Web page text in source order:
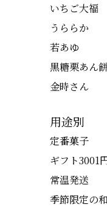
いちご大福
うららか
若あゆ
黒糖栗あん餅
金時さん
用途別
定番菓子
ギフト3001
常温発送
季節限定の